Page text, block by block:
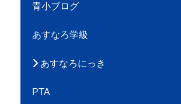
青小ブログ
あすなろ学級
あすなろにっき
PTA